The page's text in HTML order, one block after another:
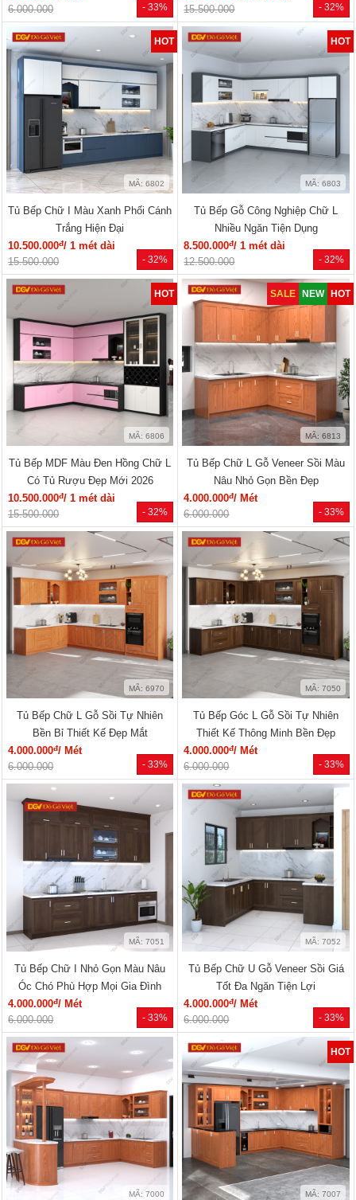
- 33%
6.000.000
- 32%
15.500.000
- 32%
HOT
MÃ: 6802
Tủ Bếp Chữ I Màu Xanh Phối Cánh
Trắng Hiện Đại
10.500.000đ/ 1 mét dài
15.500.000
- 32%
HOT
MÃ: 6803
Tủ Bếp Gỗ Công Nghiệp Chữ L
Nhiều Ngăn Tiện Dụng
8.500.000đ/ 1 mét dài
12.500.000
- 32%
HOT
MÃ: 6806
Tủ Bếp MDF Màu Đen Hồng Chữ L
Có Tủ Rượu Đẹp Mới 2026
10.500.000đ/ 1 mét dài
15.500.000
- 33%
SALE NEW HOT
MÃ: 6813
Tủ Bếp Chữ L Gỗ Veneer Sồi Màu
Nâu Nhỏ Gọn Bền Đẹp
4.000.000đ/ Mét
6.000.000
- 33%
MÃ: 6970
Tủ Bếp Chữ L Gỗ Sồi Tự Nhiên
Bền Bỉ Thiết Kế Đẹp Mắt
4.000.000đ/ Mét
6.000.000
- 33%
MÃ: 7050
Tủ Bếp Góc L Gỗ Sồi Tự Nhiên
Thiết Kế Thông Minh Bền Đẹp
4.000.000đ/ Mét
6.000.000
- 33%
MÃ: 7051
Tủ Bếp Chữ I Nhỏ Gọn Màu Nâu
Óc Chó Phù Hợp Mọi Gia Đình
4.000.000đ/ Mét
6.000.000
- 33%
MÃ: 7052
Tủ Bếp Chữ U Gỗ Veneer Sồi Giá
Tốt Đa Ngăn Tiện Lợi
4.000.000đ/ Mét
6.000.000
MÃ: 7000
HOT
MÃ: 7007